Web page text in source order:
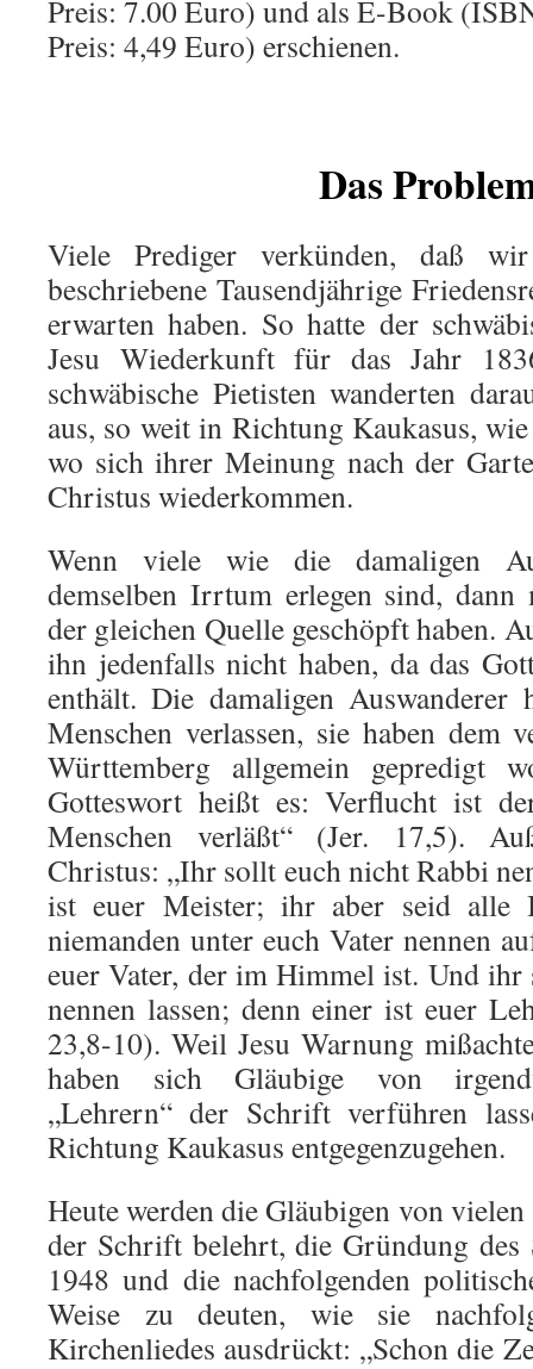
Preis: 7.00 Euro) und als E-Book
Preis: 4,49 Euro) erschienen.
Das
Viele Prediger verkünden, daß
beschriebene Tausendjährige
erwarten haben. So hatte der
Jesu Wiederkunft für das Jahr
schwäbische Pietisten wanderten
aus, so weit in Richtung Kaukasus,
wo sich ihrer Meinung nach der
Christus wiederkommen.
Wenn viele wie die damaligen
demselben Irrtum erlegen sind, dann
der gleichen Quelle geschöpft haben.
ihn jedenfalls nicht haben, da das
enthält. Die damaligen Auswanderer
Menschen verlassen, sie haben dem
Württemberg allgemein gepredigt
Gotteswort heißt es: Verflucht ist
Menschen verläßt“ (Jer. 17,5).
Christus: „Ihr sollt euch nicht Rabbi
ist euer Meister; ihr aber seid alle
niemanden unter euch Vater nennen
euer Vater, der im Himmel ist. Und
nennen lassen; denn einer ist euer
23,8-10). Weil Jesu Warnung
haben sich Gläubige von
„Lehrern“ der Schrift verführen
Richtung Kaukasus entgegenzugehen.
Heute werden die Gläubigen von
der Schrift belehrt, die Gründung des
1948 und die nachfolgenden
Weise zu deuten, wie sie
Kirchenliedes ausdrückt: „Schon die